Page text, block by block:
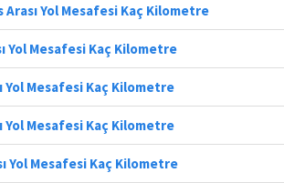
Arası Yol Mesafesi Kaç Kilometre
Yol Mesafesi Kaç Kilometre
Yol Mesafesi Kaç Kilometre
Yol Mesafesi Kaç Kilometre
Yol Mesafesi Kaç Kilometre